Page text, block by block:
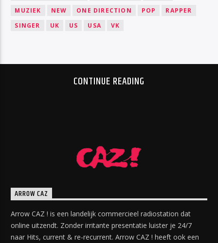
MUZIEK
NEW ONE DIRECTION POP
RAPPER
SINGER
UK US USA VK
CONTINUE READING
ARROW CAZ
Arrow CAZ ! is een landelijk commercieel radiostation dat
online uitzendt. Zonder irritante presentatie luister je 24/7
naar Hits, current & re-recurrent. Arrow CAZ ! heeft ook een